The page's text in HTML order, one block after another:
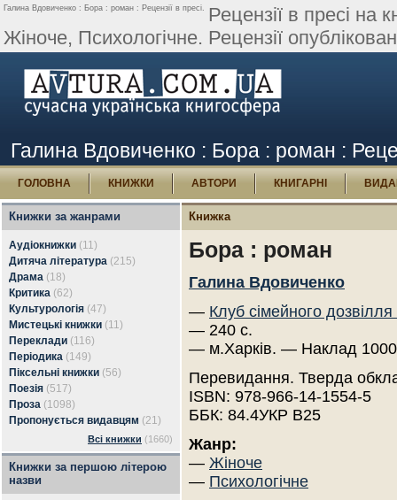
Галина Вдовиченко : Бора : роман : Рецензії в пресі. Рецензії в пресі
Жіноче, Психологічне. Рецензії
Галина Вдовиченко : Бора : роман :
ГОЛОВНА КНИЖКИ АВТОРИ КНИГАРНІ
Книжки за жанрами
Аудіокнижки (11)
Дитяча література (215)
Драма (18)
Критика (62)
Культурологія (47)
Мистецькі книжки (11)
Переклади (116)
Періодика (149)
Піксельні книжки (56)
Поезія (517)
Проза (1098)
Пропонується видавцям (21)
Всі книжки (1660)
Книжки за першою літерою
назви
Книжка
Бора : роман
Галина Вдовиченко
— Клуб сімейного
— 240 с.
— м.Харків. — Наклад
Перевидання. Тверда
ISBN: 978-966-14-1554-5
ББК: 84.4УКР В25
Жанр:
— Жіноче
— Психологічне